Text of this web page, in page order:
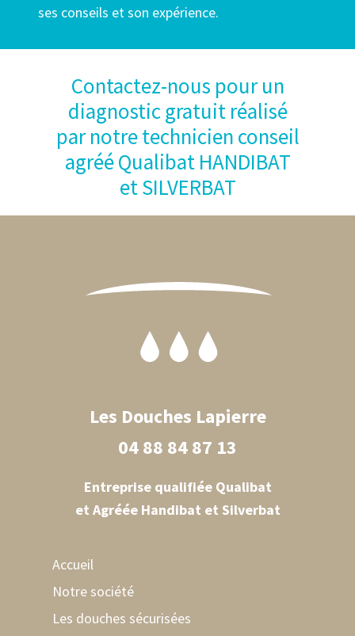
ses conseils et son expérience.
Contactez-nous pour un
diagnostic gratuit réalisé
par notre technicien conseil
agréé Qualibat HANDIBAT
et SILVERBAT
Les Douches Lapierre
04 88 84 87 13
Entreprise qualifiée Qualibat
et Agréée Handibat et Silverbat
Accueil
Notre société
Les douches sécurisées